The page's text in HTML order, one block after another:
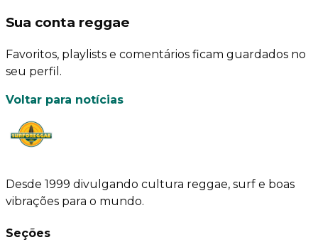
Sua conta reggae
Favoritos, playlists e comentários ficam guardados no
seu perfil.
Voltar para notícias
Desde 1999 divulgando cultura reggae, surf e boas
vibrações para o mundo.
Seções